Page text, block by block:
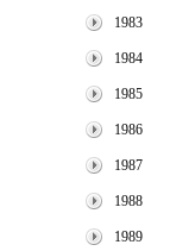
1983
1984
1985
1986
1987
1988
1989